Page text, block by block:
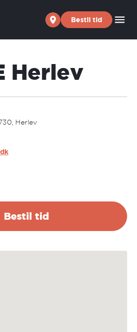
Bestil tid
Herlev
Herlev
Bestil tid